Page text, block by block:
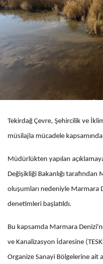
Tekirdağ Çevre, Şehircilik ve
müsilajla mücadele
Müdürlükten yapılan
Değişikliği Bakanlığı
oluşumları nedeniyle Marmara
denetimleri başlatıldı.
Bu kapsamda Marmara
ve Kanalizasyon İdaresine
Organize Sanayi Bölgelerine ait